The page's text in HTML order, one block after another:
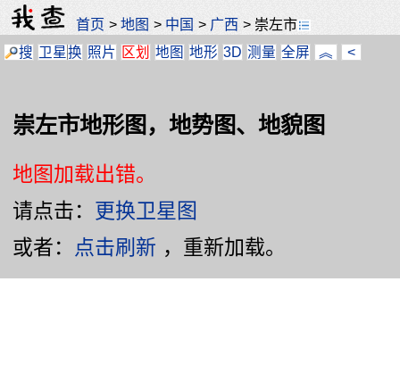
首页 >地图 > 中国 > 广西 > 崇左市
搜 卫星换 照片 区划 地图 地形 3D 测量 全屏 ︽ <
崇左市地形图，地势图、地貌图
地图加载出错。
请点击： 更换卫星图
或者： 点击刷新 ，重新加载。